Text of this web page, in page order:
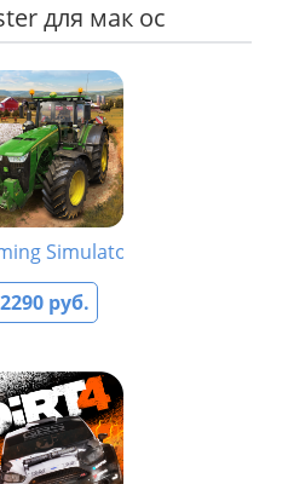
для мак ос
Simulator 19
2290 руб.